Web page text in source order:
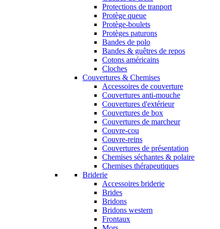
Protections de tranport
Protège queue
Protège-boulets
Protèges paturons
Bandes de polo
Bandes & guêtres de repos
Cotons américains
Cloches
Couvertures & Chemises
Accessoires de couverture
Couvertures anti-mouche
Couvertures d'extérieur
Couvertures de box
Couvertures de marcheur
Couvre-cou
Couvre-reins
Couvertures de présentation
Chemises séchantes & polaire
Chemises thérapeutiques
Briderie
Accessoires briderie
Brides
Bridons
Bridons western
Frontaux